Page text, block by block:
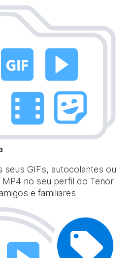
seus GIFs, autocolantes ou
no seu perfil do Tenor
e familiares